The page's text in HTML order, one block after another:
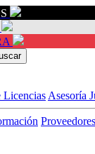
Licencias Asesoría
Proveedores